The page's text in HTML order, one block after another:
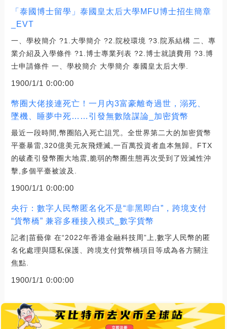
「泰國博士留學」泰國皇太后大學MFU博士招生簡章
_EVT
一、學校簡介 ?1.大學簡介 ?2.院校環境 ?3.院系結構 二、專
業介紹及入學條件 ?1.博士專業列表 ?2.博士就讀費用 ?3.博
士申請條件 一、學校簡介 大學簡介 泰國皇太后大學.
1900/1/1 0:00:00
幣圈大佬接連死亡！一月內3富豪離奇過世，溺死、
墜機、睡夢中死……引發無數陰謀論_加密貨幣
最近一段時間,幣圈陷入死亡詛咒。全世界第二大的加密貨幣
平臺暴雷,320億美元灰飛煙滅,一百萬投資者血本無歸。FTX
的破產引發幣圈大地震,脆弱的幣圈生態再次受到了毀滅性沖
擊,多個平臺被波及.
1900/1/1 0:00:00
央行：數字人民幣匿名化不是“非黑即白”，跨境支付
“貨幣橋” 兼容多種接入模式_數字貨幣
記者|苗藝偉 在“2022年香港金融科技周”上,數字人民幣的匿
名化處理與隱私保護、跨境支付貨幣橋項目等成為各方關注
焦點.
1900/1/1 0:00:00